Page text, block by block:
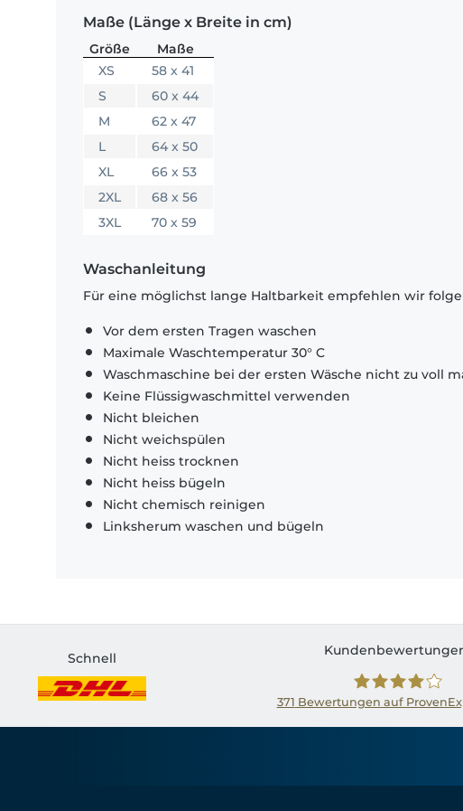
Maße (Länge x Breite in cm)
Größe
Maße
XS
58 x 41
S
60 x 44
M
62 x 47
L
64 x 50
XL
66 x 53
2XL
68 x 56
3XL
70 x 59
Waschanleitung
Für eine möglichst lange Haltbarkeit empfehlen wir
Vor dem ersten Tragen waschen
Maximale Waschtemperatur 30° C
Waschmaschine bei der ersten Wäsche nicht zu voll
Keine Flüssigwaschmittel verwenden
Nicht bleichen
Nicht weichspülen
Nicht heiss trocknen
Nicht heiss bügeln
Nicht chemisch reinigen
Linksherum waschen und bügeln
Schnell
371 Bewertungen auf